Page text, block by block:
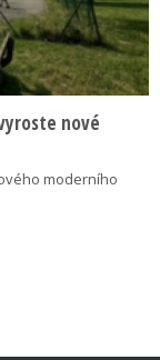
nové
moderního